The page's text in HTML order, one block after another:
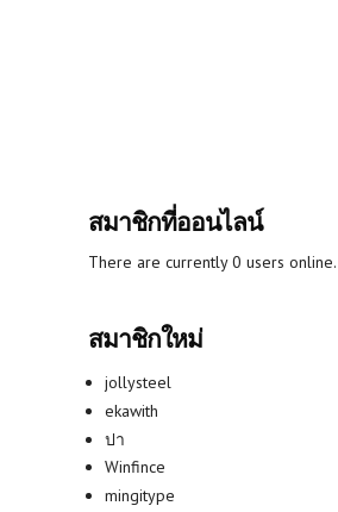
สมาชิกที่ออนไลน์
There are currently 0 users online.
สมาชิกใหม่
jollysteel
ekawith
ปา
Winfince
mingitype